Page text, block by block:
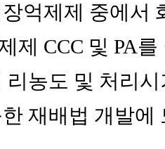
억제제 중에서
제 CCC 및 PA
리농도 및 처리
재배법 개발에